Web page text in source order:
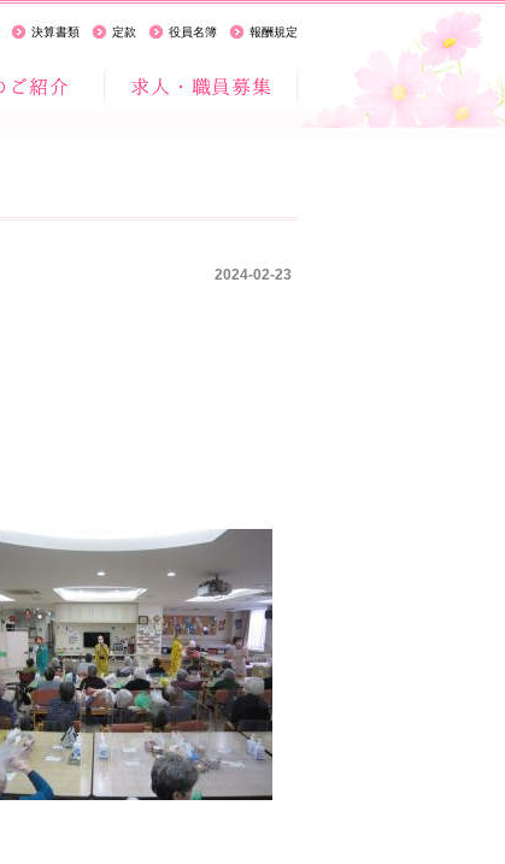
決算書類 定款 役員名簿 報酬規定
2024-02-23